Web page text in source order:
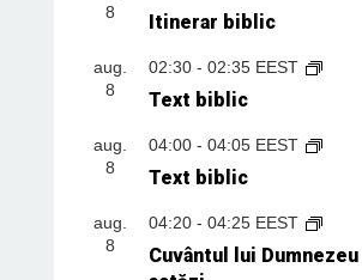
8
Itinerar biblic
aug.
8
02:30- 02:35 EEST
Text biblic
aug.
8
04:00- 04:05 EEST
Text biblic
aug.
8
04:20- 04:25 EEST
Cuvântul lui